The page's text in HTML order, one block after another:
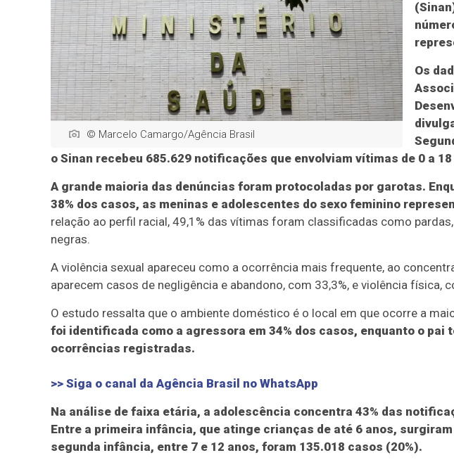
© Marcelo Camargo/Agência Brasil
Os
o Sinan recebeu 685.629 notificações que envolviam vítimas de 0 a 18
A grande maioria das denúncias foram protocoladas por garotas.
38% dos casos, as meninas e adolescentes do sexo feminino
relação ao perfil racial, 49,1% das vítimas foram classificadas como
negras.
A violência sexual apareceu como a ocorrência mais frequente, ao
aparecem casos de negligência e abandono, com 33,3%, e violência física,
O estudo ressalta que o ambiente doméstico é o local em que ocorre a
foi identificada como a agressora em 34% dos casos, enquanto o pai
ocorrências registradas.
>> Siga o canal da Agência Brasil no WhatsApp
Na análise de faixa etária, a adolescência concentra 43% das
Entre a primeira infância, que atinge crianças de até 6 anos,
segunda infância, entre 7 e 12 anos, foram 135.018 casos (20%).